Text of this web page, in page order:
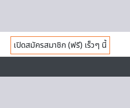
เปิดสมัครสมาชิก (ฟรี) เร็วๆ นี้